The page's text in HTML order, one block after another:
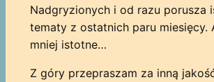
Nadgryzionych i od razu porusza
tematy z ostatnich paru miesięcy.
mniej istotne…
Z góry przepraszam za inną